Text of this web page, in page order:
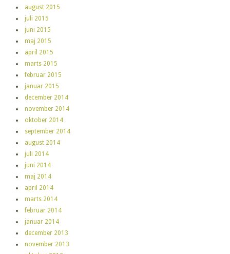
august 2015
juli 2015
juni 2015
maj 2015
april 2015
marts 2015
februar 2015
januar 2015
december 2014
november 2014
oktober 2014
september 2014
august 2014
juli 2014
juni 2014
maj 2014
april 2014
marts 2014
februar 2014
januar 2014
december 2013
november 2013